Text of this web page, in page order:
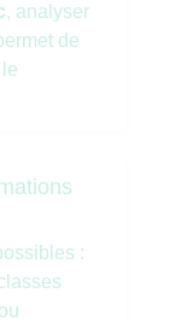
, analyser
de
: